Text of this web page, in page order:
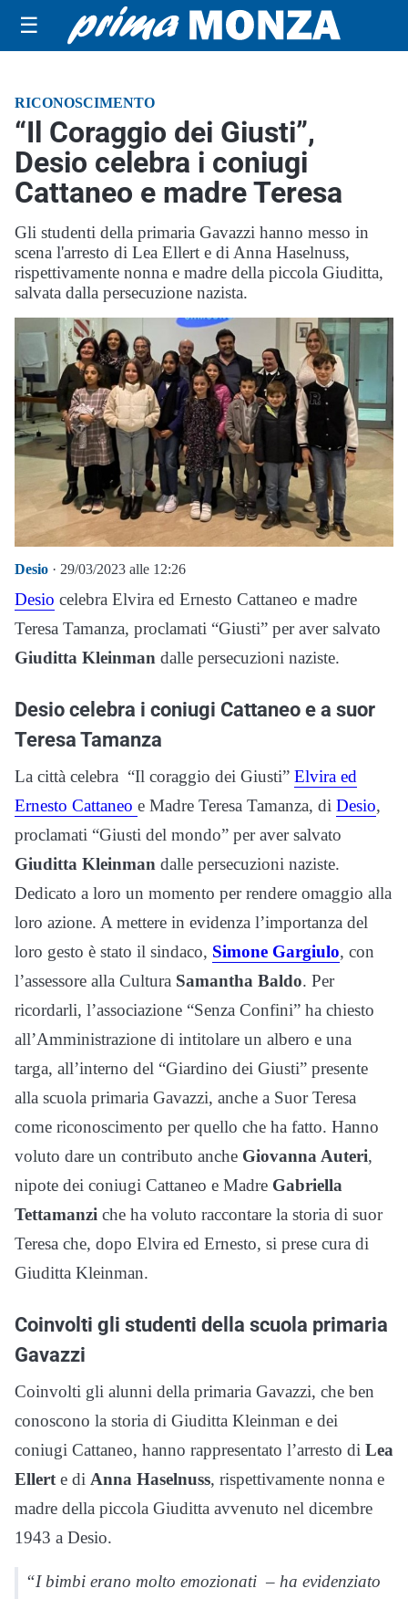
☰
RICONOSCIMENTO
“Il Coraggio dei Giusti”,
Desio celebra i coniugi
Cattaneo e madre Teresa
Gli studenti della primaria Gavazzi hanno messo in
scena l'arresto di Lea Ellert e di Anna Haselnuss,
rispettivamente nonna e madre della piccola Giuditta,
salvata dalla persecuzione nazista.
Desio · 29/03/2023 alle 12:26
Desio celebra Elvira ed Ernesto Cattaneo e madre
Teresa Tamanza, proclamati “Giusti” per aver salvato
Giuditta Kleinman dalle persecuzioni naziste.
Desio celebra i coniugi Cattaneo e a suor
Teresa Tamanza
La città celebra “Il coraggio dei Giusti” Elvira ed
Ernesto Cattaneo e Madre Teresa Tamanza, di Desio,
proclamati “Giusti del mondo” per aver salvato
Giuditta Kleinman dalle persecuzioni naziste.
Dedicato a loro un momento per rendere omaggio alla
loro azione. A mettere in evidenza l’importanza del
loro gesto è stato il sindaco, Simone Gargiulo, con
l’assessore alla Cultura Samantha Baldo. Per
ricordarli, l’associazione “Senza Confini” ha chiesto
all’Amministrazione di intitolare un albero e una
targa, all’interno del “Giardino dei Giusti” presente
alla scuola primaria Gavazzi, anche a Suor Teresa
come riconoscimento per quello che ha fatto. Hanno
voluto dare un contributo anche Giovanna Auteri,
nipote dei coniugi Cattaneo e Madre Gabriella
Tettamanzi che ha voluto raccontare la storia di suor
Teresa che, dopo Elvira ed Ernesto, si prese cura di
Giuditta Kleinman.
Coinvolti gli studenti della scuola primaria
Gavazzi
Coinvolti gli alunni della primaria Gavazzi, che ben
conoscono la storia di Giuditta Kleinman e dei
coniugi Cattaneo, hanno rappresentato l’arresto di Lea
Ellert e di Anna Haselnuss, rispettivamente nonna e
madre della piccola Giuditta avvenuto nel dicembre
1943 a Desio.
“I bimbi erano molto emozionati – ha evidenziato